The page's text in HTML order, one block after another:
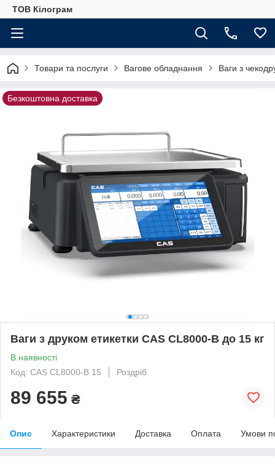
ТОВ Кілограм
Товари та послуги Вагове обладнання Ваги з
Безкоштовна доставка
Ваги з друком етикетки CAS CL8000-B до 15 кг
В наявності
Код: CAS CL8000-B 15
Роздріб
89 655 ₴
Опис Характеристики Доставка Оплата Умови